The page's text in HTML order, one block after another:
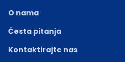
O nama
Česta pitanja
Kontaktirajte nas